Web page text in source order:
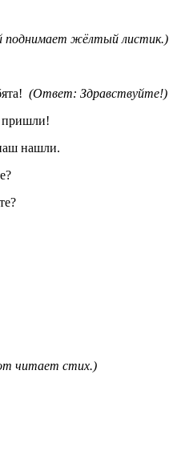
поднимает жёлтый листик.)
(Ответ: Здравствуйте!)
пришли!
читает стих.)